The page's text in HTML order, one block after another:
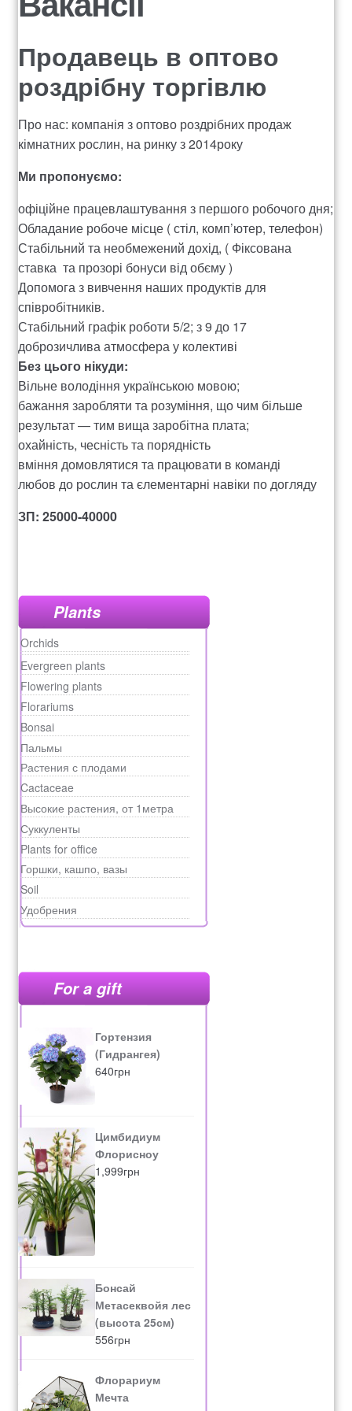
e
a
r
c
h
v
a
t
i
o
n
n
n
t
ресторанов
Send flowers to Ukraine
Contacts
525
Вакансії
ДОГОВІР ПУБЛІЧНОЇ ОФЕРТИ
Корзина
Мой аккаунт
Оформление заказа
Рахунок 1060
Рахунок 1606
рахунок 4500
Рахунок 5200
рахунок 765
Рахунок 936
счет 1650
счет 300
счет 3235
счет 545
ТОТАЛЬНИЙ РОЗПРОДАЖ
Продавець в оптово
роздрібну торгівлю
Про нас: компанія з оптово роздрібних продаж
кімнатних рослин, на ринку з 2014року
Ми пропонуємо:
офіційне працевлаштування з першого робочого дня;
Обладание робоче місце ( стіл, комп’ютер, телефон)
Стабільний та необмежений дохід, ( Фіксована
ставка та прозорі бонуси від обєму )
Допомога з вивчення наших продуктів для
співробітників.
Стабільний графік роботи 5/2; з 9 до 17
доброзичлива атмосфера у колективі
Без цього нікуди:
Вільне володіння українською мовою;
бажання заробляти та розуміння, що чим більше
результат — тим вища заробітна плата;
охайність, чесність та порядність
вміння домовлятися та працювати в команді
любов до рослин та єлементарні навіки по догляду
ЗП: 25000-40000
Plants
Orchids
Evergreen plants
Flowering plants
Florariums
Bonsai
Пальмы
Растения с плодами
Cactaceae
Высокие растения, от 1метра
Суккуленты
Plants for office
Горшки, кашпо, вазы
Soil
Удобрения
For a gift
Гортензия
(Гидрангея)
640грн
Цимбидиум
Флорисноу
1,999грн
Бонсай
Метасеквойя лес
(высота 25см)
556грн
Флорариум
Мечта